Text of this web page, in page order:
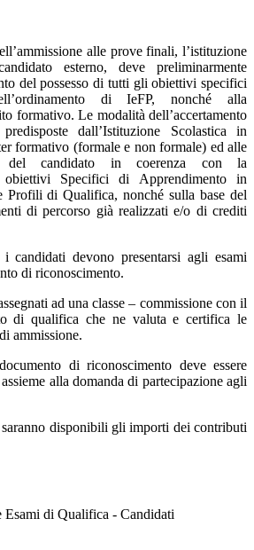
alle prove finali, l’istituzione
esterno, deve preliminarmente
del possesso di tutti gli obiettivi specifici
di IeFP, nonché alla
formativo. Le modalità dell’accertamento
dall’Istituzione Scolastica in
formativo (formale e non formale) ed alle
del candidato in coerenza con la
obiettivi Specifici di Apprendimento in
Profili di Qualifica, nonché sulla base del
di percorso già realizzati e/o di crediti
candidati devono presentarsi agli esami
di riconoscimento.
ad una classe – commissione con il
di qualifica che ne valuta e certifica le
ammissione.
di riconoscimento deve essere
alla domanda di partecipazione agli
disponibili gli importi dei contributi
Esami di Qualifica - Candidati